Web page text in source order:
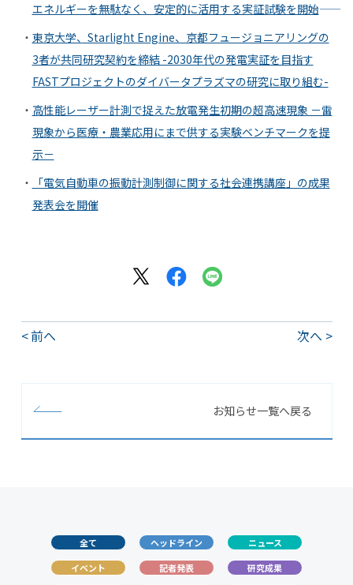
エネルギーを無駄なく、安定的に活用する実証試験を開始――
東京大学、Starlight Engine、京都フュージョニアリングの
3者が共同研究契約を締結 -2030年代の発電実証を目指す
FASTプロジェクトのダイバータプラズマの研究に取り組む-
高性能レーザー計測で捉えた放電発生初期の超高速現象 －雷
現象から医療・農業応用にまで供する実験ベンチマークを提
示－
「電気自動車の振動計測制御に関する社会連携講座」の成果
発表会を開催
前へ 次へ
お知らせ一覧へ戻る
全て ヘッドライン
ニュース
イベント
記者発表
研究成果